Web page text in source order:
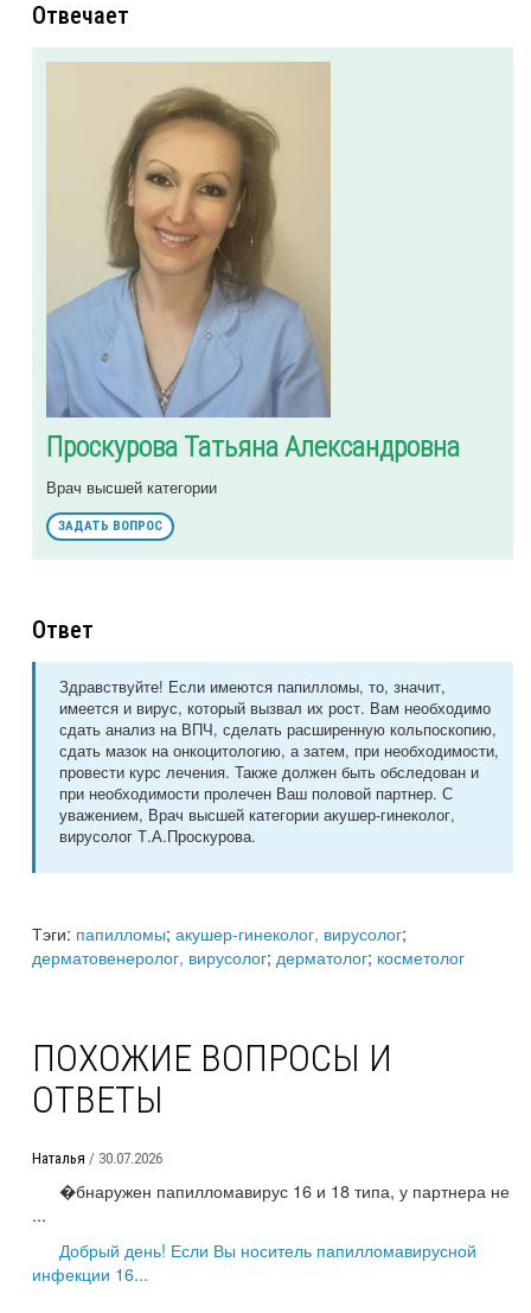
Отвечает
Проскурова Татьяна Александровна
Врач высшей категории
ЗАДАТЬ ВОПРОС
Ответ
Здравствуйте! Если имеются папилломы, то, значит,
имеется и вирус, который вызвал их рост. Вам необходимо
сдать анализ на ВПЧ, сделать расширенную кольпоскопию,
сдать мазок на онкоцитологию, а затем, при необходимости,
провести курс лечения. Также должен быть обследован и
при необходимости пролечен Ваш половой партнер. С
уважением, Врач высшей категории акушер-гинеколог,
вирусолог Т.А.Проскурова.
Тэги: папилломы; акушер-гинеколог, вирусолог;
дерматовенеролог, вирусолог; дерматолог; косметолог
ПОХОЖИЕ ВОПРОСЫ И
ОТВЕТЫ
Наталья / 30.07.2026
�бнаружен папилломавирус 16 и 18 типа, у партнера не
...
Добрый день! Если Вы носитель папилломавирусной
инфекции 16...